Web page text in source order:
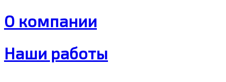
О компании
Наши работы